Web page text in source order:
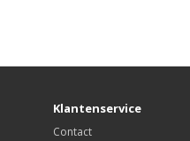
Klantenservice
Contact